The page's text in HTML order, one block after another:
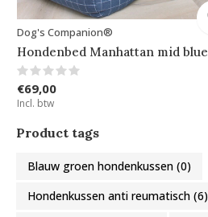
Dog's Companion®
Hondenbed Manhattan mid blue
€69,00
Incl. btw
Product tags
Blauw groen hondenkussen (0)
Hondenkussen anti reumatisch (6)